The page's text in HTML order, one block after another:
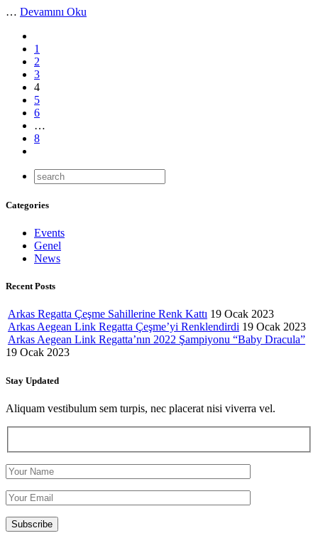
… Devamını Oku
1
2
3
4
5
6
…
8
Categories
Events
Genel
News
Recent Posts
Arkas Regatta Çeşme Sahillerine Renk Kattı 19 Ocak 2023
Arkas Aegean Link Regatta Çeşme’yi Renklendirdi 19 Ocak 2023
Arkas Aegean Link Regatta’nın 2022 Şampiyonu “Baby Dracula”
19 Ocak 2023
Stay Updated
Aliquam vestibulum sem turpis, nec placerat nisi viverra vel.